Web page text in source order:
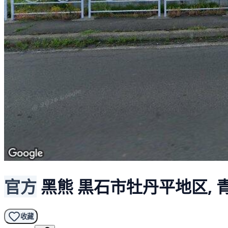
官方 黑熊 黒石市牡丹平地区,
收藏